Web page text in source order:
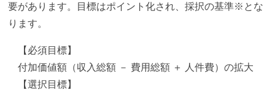
要があります。目標はポイント化され、採択の基準※とな
ります。
【必須目標】
付加価値額（収入総額 － 費用総額 ＋ 人件費）の拡大
【選択目標】